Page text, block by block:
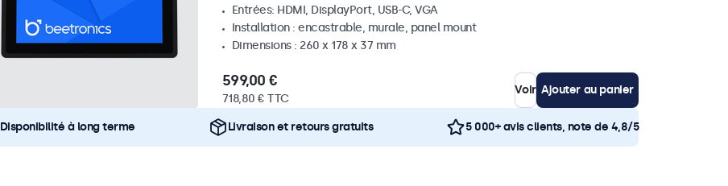
Entrées: HDMI, DisplayPort, USB-C, VGA
Installation : encastrable, murale, panel mount
Dimensions : 260 x 178 x 37 mm
599,00 €
718,80 € TTC
Voir Ajouter au panier
Disponibilité à long terme Livraison et retours gratuits 5 000+ avis clients, note de 4,8/5